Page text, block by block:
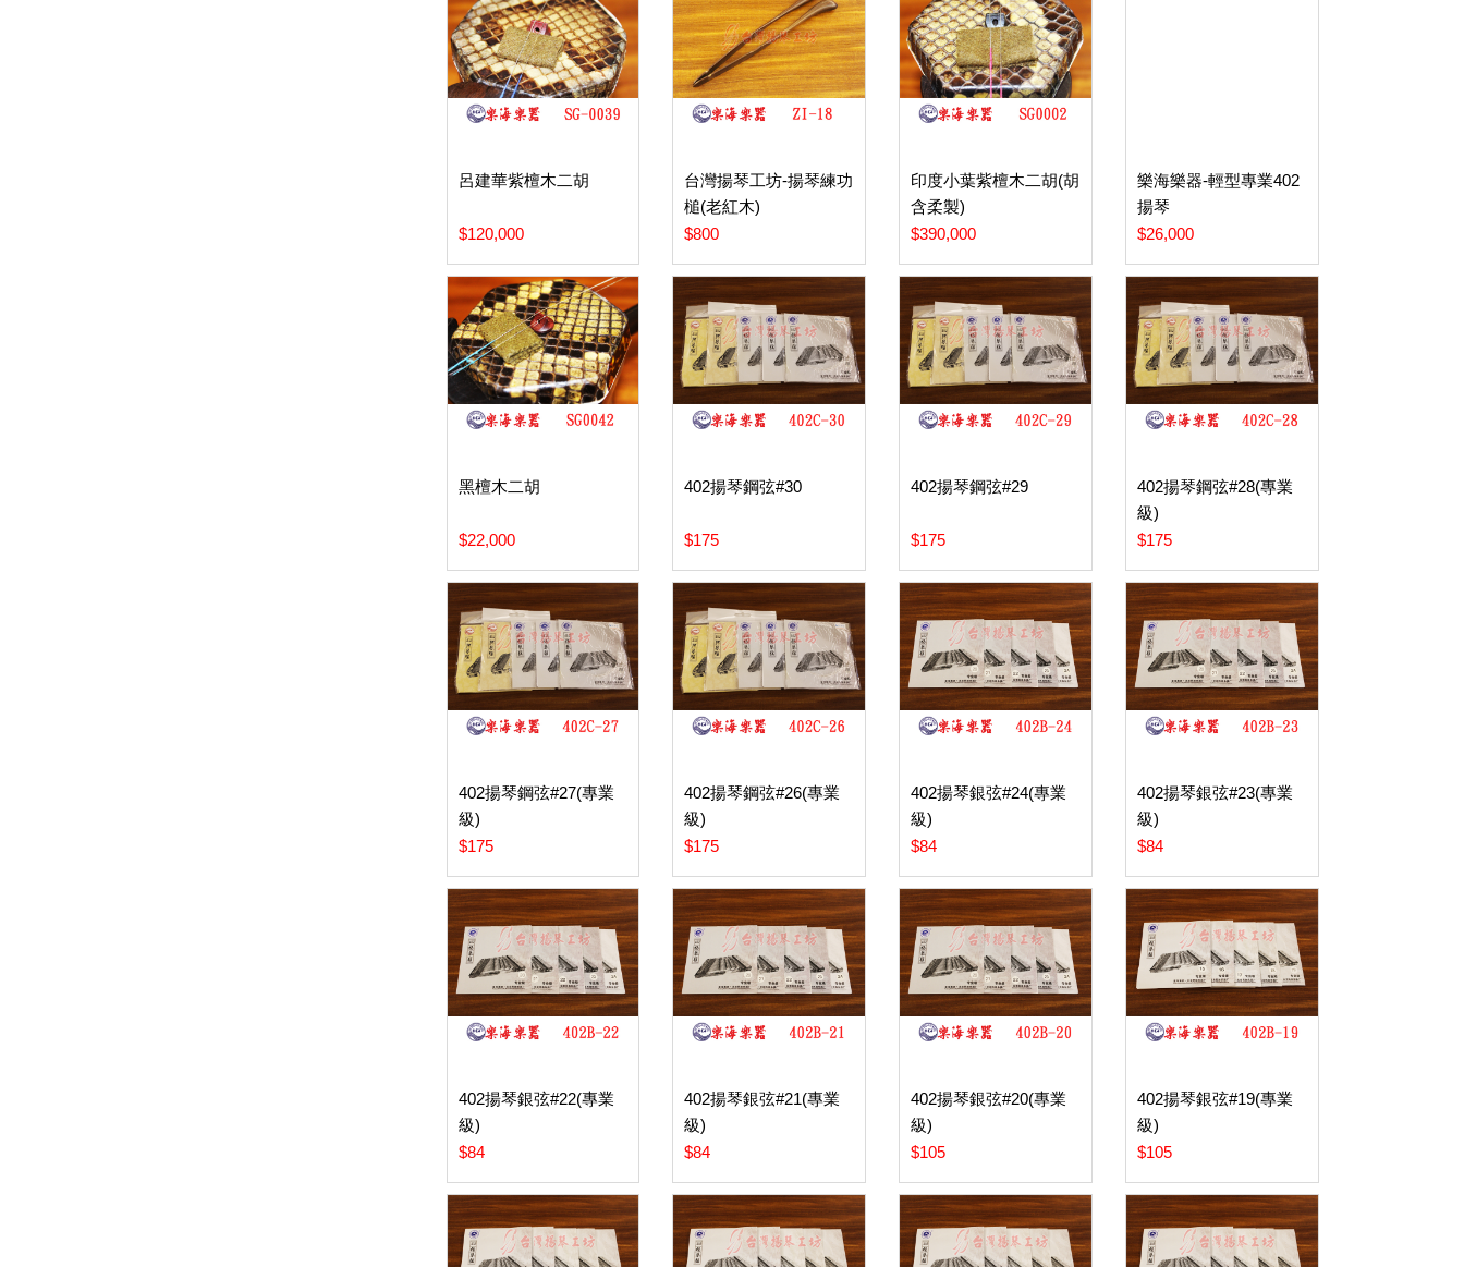
呂建華紫檀木二胡
$120,000
台灣揚琴工坊-揚琴練功
槌(老紅木)
$800
印度小葉紫檀木二胡(胡
含柔製)
$390,000
樂海樂器-輕型專業402
揚琴
$26,000
黑檀木二胡
$22,000
402揚琴鋼弦#30
$175
402揚琴鋼弦#29
$175
402揚琴鋼弦#28(專業
級)
$175
402揚琴鋼弦#27(專業
級)
$175
402揚琴鋼弦#26(專業
級)
$175
402揚琴銀弦#24(專業
級)
$84
402揚琴銀弦#23(專業
級)
$84
402揚琴銀弦#22(專業
級)
$84
402揚琴銀弦#21(專業
級)
$84
402揚琴銀弦#20(專業
級)
$105
402揚琴銀弦#19(專業
級)
$105